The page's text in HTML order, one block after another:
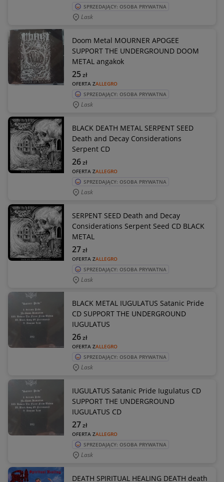
SPRZEDAJĄCY: OSOBA PRYWATNA
Lask
Doom Metal MOURNER APOGEE
SUPPORT THE UNDERGROUND DOOM
METAL angakok
OFERTA ZALLEGRO
25zł
SPRZEDAJĄCY: OSOBA PRYWATNA
Lask
BLACK DEATH METAL SERPENT SEED
Death and Decay Considerations
Serpent CD
OFERTA ZALLEGRO
26zł
SPRZEDAJĄCY: OSOBA PRYWATNA
Lask
SERPENT SEED Death and Decay
Considerations Serpent Seed CD BLACK
METAL
OFERTA ZALLEGRO
27zł
SPRZEDAJĄCY: OSOBA PRYWATNA
Lask
BLACK METAL IUGULATUS Satanic Pride
CD SUPPORT THE UNDERGROUND
IUGULATUS
OFERTA ZALLEGRO
26zł
SPRZEDAJĄCY: OSOBA PRYWATNA
Lask
IUGULATUS Satanic Pride Iugulatus CD
SUPPORT THE UNDERGROUND
IUGULATUS CD
OFERTA ZALLEGRO
27zł
SPRZEDAJĄCY: OSOBA PRYWATNA
Lask
DEATH SPIRITUAL HEALING DEATH death